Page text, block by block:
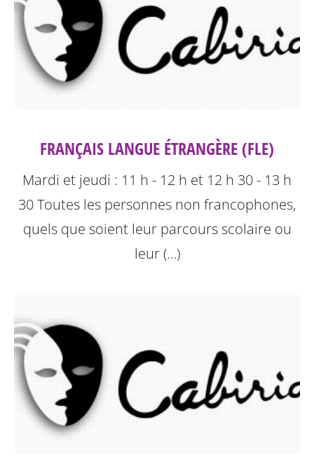
FRANÇAIS LANGUE ÉTRANGÈRE (FLE)
Mardi et jeudi : 11 h - 12 h et 12 h 30 - 13 h
30Toutes les personnes non francophones,
quels que soient leur parcours scolaire ou
leur (…)